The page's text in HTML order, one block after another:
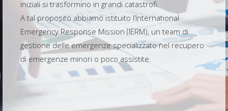
iniziali si trasformino in grandi catastrofi.
A tal proposito abbiamo istituito l’International
Emergency Response Mission (IERM), un team di
gestione delle emergenze specializzato nel recupero
di emergenze minori o poco assistite.